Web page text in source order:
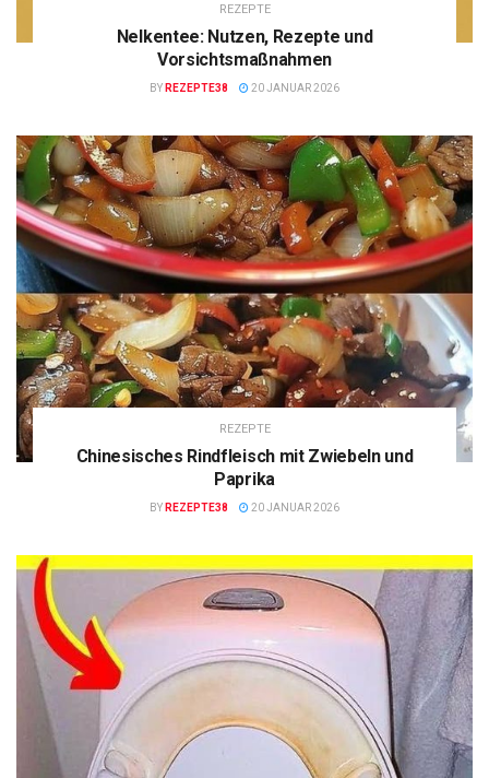
REZEPTE
Nelkentee: Nutzen, Rezepte und
Vorsichtsmaßnahmen
BY REZEPTE38 20 JANUAR 2026
REZEPTE
Chinesisches Rindfleisch mit Zwiebeln und
Paprika
BY REZEPTE38 20 JANUAR 2026